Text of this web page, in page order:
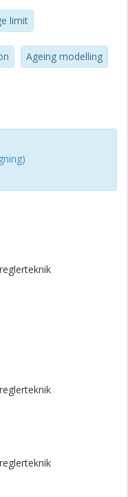
energy capacity
aged cell.
SoC a 10C current is
the cell
evaluated on a
limits over
limit
Ageing modelling